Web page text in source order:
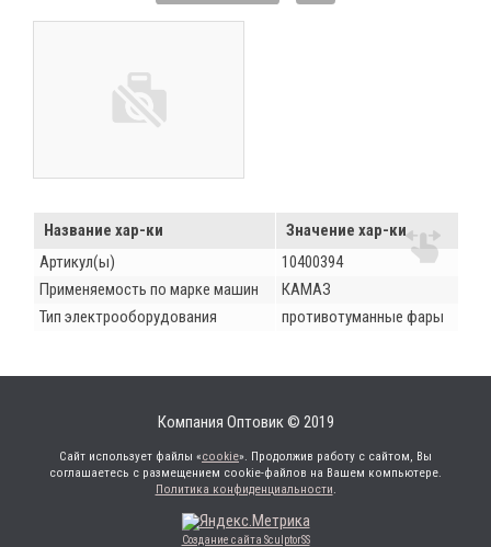
Название хар-ки
Значение хар-ки
Артикул(ы)
10400394
Применяемость по марке машин
КАМАЗ
Тип электрооборудования
противотуманные фары
Компания Оптовик © 2019
Сайт использует файлы «cookie». Продолжив работу с сайтом, Вы
соглашаетесь с размещением cookie-файлов на Вашем компьютере.
Политика конфиденциальности.
Создание сайта SculptorSS